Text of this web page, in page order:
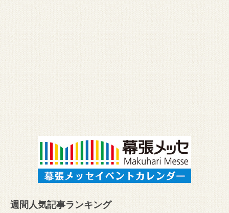
週間人気記事ランキング